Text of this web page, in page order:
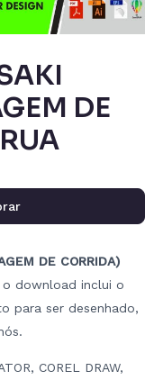
DE
DE CORRIDA)
o download inclui o
para ser desenhado,
COREL DRAW,